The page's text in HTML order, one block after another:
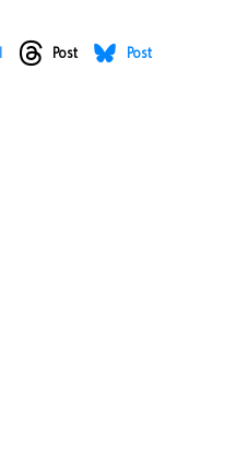
Post Post